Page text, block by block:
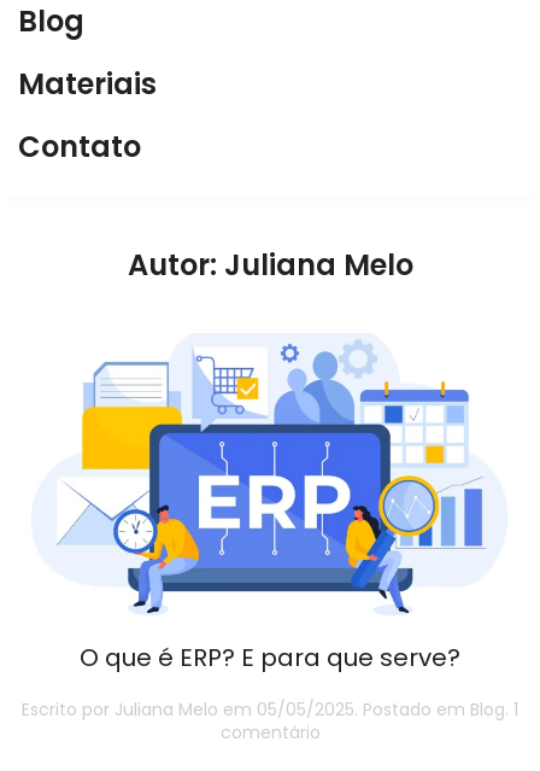
Blog
Materiais
Contato
Autor: Juliana Melo
O que é ERP? E para que serve?
Escrito por Juliana Melo em 05/05/2025. Postado em Blog. 1
comentárioem